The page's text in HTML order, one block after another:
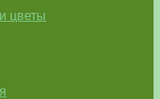
цветы